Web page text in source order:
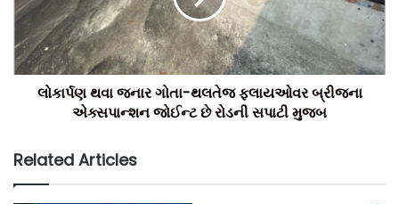
ટીમ બિલ્ટ ઈન્ડિયા.
લોકાર્પણ થવા જનાર ગોતા-થલતેજ ફ્લાયઓવર બ્રીજના
એક્સપાન્શન જોઈન્ટ છે રોડની સપાટી મુજબ
Related Articles